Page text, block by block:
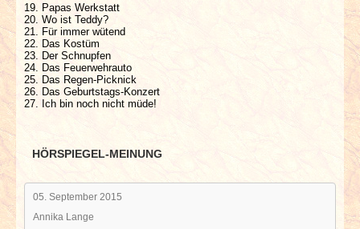
19. Papas Werkstatt
20. Wo ist Teddy?
21. Für immer wütend
22. Das Kostüm
23. Der Schnupfen
24. Das Feuerwehrauto
25. Das Regen-Picknick
26. Das Geburtstags-Konzert
27. Ich bin noch nicht müde!
HÖRSPIEGEL-MEINUNG
05. September 2015
Annika Lange